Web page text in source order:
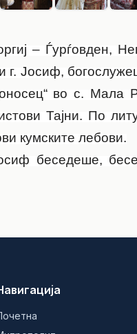
– Ѓурѓовден,
г. Јосиф,
во с. Мала
Тајни. По
кумските лебови.
беседеше,